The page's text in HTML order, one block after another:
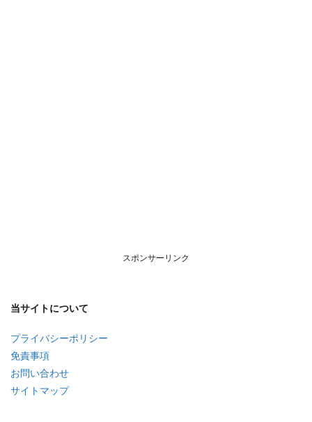
スポンサーリンク
当サイトについて
プライバシーポリシー
免責事項
お問い合わせ
サイトマップ